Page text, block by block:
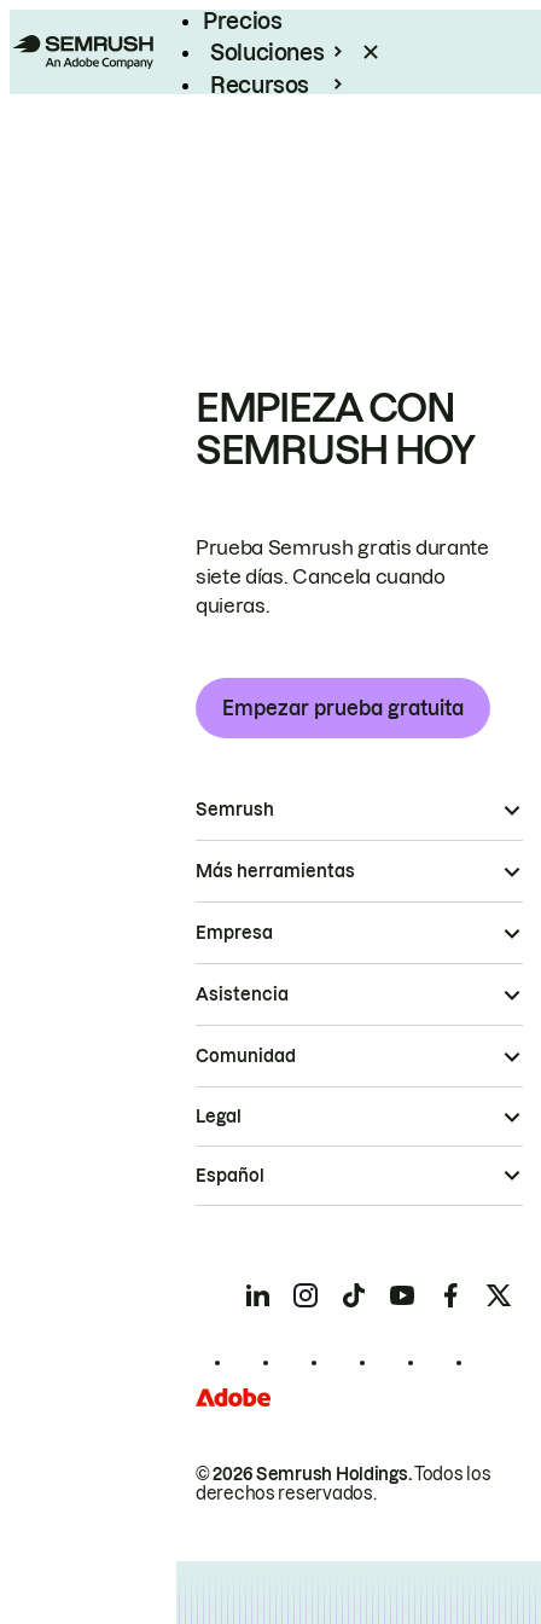
Precios
Soluciones
Recursos
EMPIEZA CON
SEMRUSH HOY
Prueba Semrush gratis durante
siete días. Cancela cuando
quieras.
Empezar prueba gratuita
Semrush
Más herramientas
Empresa
Asistencia
Comunidad
© 2026 Semrush Holdings.Todos los
derechos reservados.
Legal
Español